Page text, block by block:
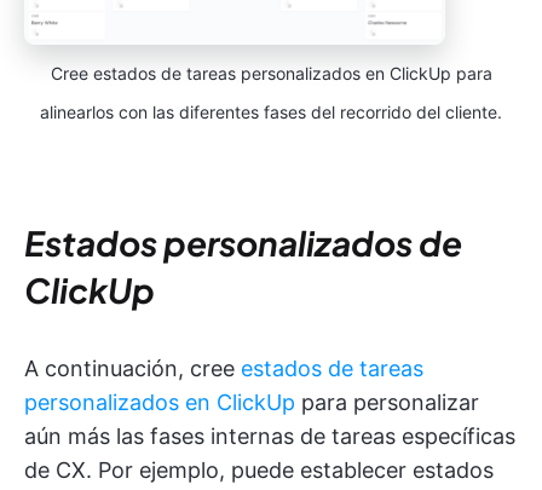
Cree estados de tareas personalizados en ClickUp para
alinearlos con las diferentes fases del recorrido del cliente.
Estados personalizados de
ClickUp
A continuación, cree estados de tareas
personalizados en ClickUp para personalizar
aún más las fases internas de tareas específicas
de CX. Por ejemplo, puede establecer estados